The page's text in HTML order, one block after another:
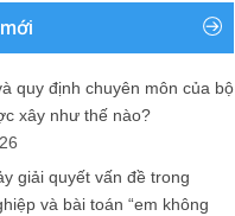
quy định chuyên môn của bộ
xây như thế nào?
giải quyết vấn đề trong
và bài toán “em không